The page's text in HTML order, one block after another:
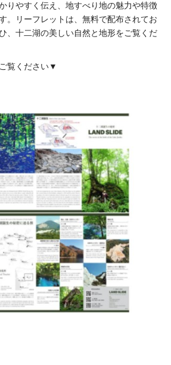
りやすく伝え、地すべり地の魅力や特徴
。
リーフレットは、無料で配布されてお
、十二湖の美しい自然と地形をご覧くだ
覧ください▼